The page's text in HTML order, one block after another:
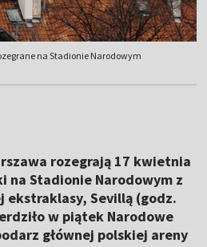
na Stadionie Narodowym
rozegrają 17 kwietnia
na Stadionie Narodowym z
ekstraklasy, Sevillą (godz.
w piątek Narodowe
głównej polskiej areny